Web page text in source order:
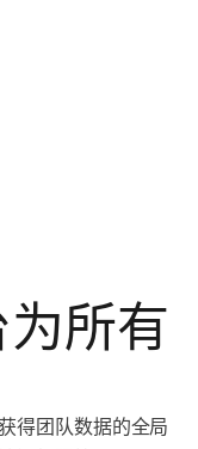
所有
得团队数据的全局